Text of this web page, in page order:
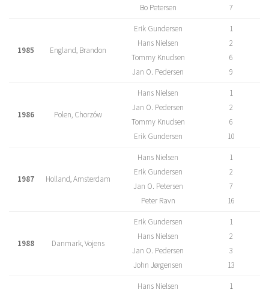
Bo Petersen
7
1985 England, Brandon
Erik Gundersen
Hans Nielsen
Tommy Knudsen
Jan O. Pedersen
1
2
6
9
1986 Polen, Chorzów
Hans Nielsen
Jan O. Pedersen
Tommy Knudsen
Erik Gundersen
1
2
6
10
1987 Holland, Amsterdam
Hans Nielsen
Erik Gundersen
Jan O. Petersen
Peter Ravn
1
2
7
16
1988 Danmark, Vojens
Erik Gundersen
Hans Nielsen
Jan O. Pedersen
John Jørgensen
1
2
3
13
Hans Nielsen
1